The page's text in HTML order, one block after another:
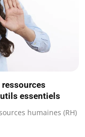
essentiels
humaines (RH)